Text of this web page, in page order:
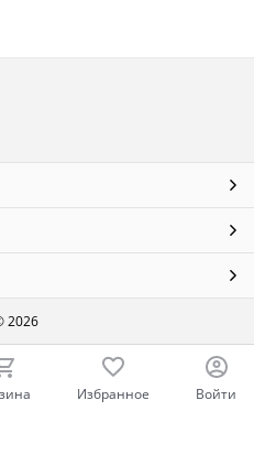
2026
Избранное Войти